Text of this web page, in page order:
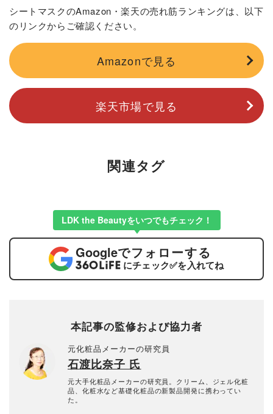
シートマスクのAmazon・楽天の売れ筋ランキングは、以下
のリンクからご確認ください。
Amazonで見る
楽天市場で見る
関連タグ
LDK the Beautyをいつでもチェック！
Googleでフォローする
にチェック✅を入れてね
本記事の監修および協力者
元化粧品メーカーの研究員
石渡比奈子 氏
元大手化粧品メーカーの研究員。クリーム、ジェル化粧
品、化粧水など基礎化粧品の新製品開発に携わってい
た。